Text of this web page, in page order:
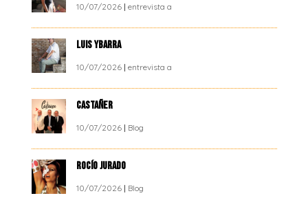
10/07/2026| entrevista a
LUIS YBARRA
10/07/2026| entrevista a
CASTAÑER
10/07/2026| Blog
ROCÍO JURADO
10/07/2026| Blog